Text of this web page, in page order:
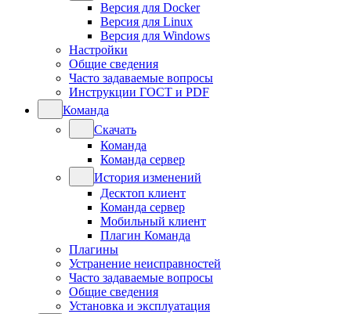
Версия для Docker
Версия для Linux
Версия для Windows
Настройки
Общие сведения
Часто задаваемые вопросы
Инструкции ГОСТ и PDF
Команда
Скачать
Команда
Команда сервер
История изменений
Десктоп клиент
Команда сервер
Мобильный клиент
Плагин Команда
Плагины
Устранение неисправностей
Часто задаваемые вопросы
Общие сведения
Установка и эксплуатация